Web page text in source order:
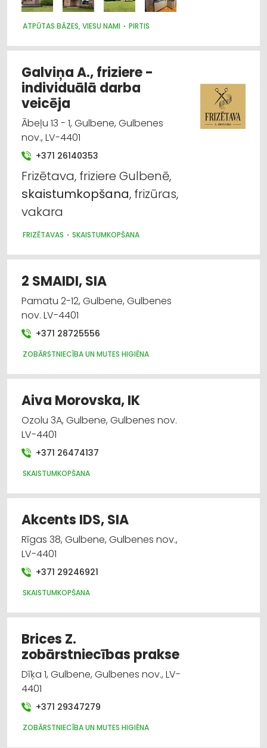
ATPŪTAS BĀZES, VIESU NAMI PIRTIS
Galviņa A., friziere -
individuālā darba
veicēja
Ābeļu 13 - 1, Gulbene, Gulbenes
nov., LV-4401
+371 26140353
Frizētava, friziere Gulbenē,
skaistumkopšana, frizūras,
vakara
FRIZĒTAVAS SKAISTUMKOPŠANA
2 SMAIDI, SIA
Pamatu 2-12, Gulbene, Gulbenes
nov. LV-4401
+371 28725556
ZOBĀRSTNIECĪBA UN MUTES HIGIĒNA
Aiva Morovska, IK
Ozolu 3A, Gulbene, Gulbenes nov.
LV-4401
+371 26474137
SKAISTUMKOPŠANA
Akcents IDS, SIA
Rīgas 38, Gulbene, Gulbenes nov.,
LV-4401
+371 29246921
SKAISTUMKOPŠANA
Brices Z.
zobārstniecības prakse
Dīķa 1, Gulbene, Gulbenes nov., LV-
4401
+371 29347279
ZOBĀRSTNIECĪBA UN MUTES HIGIĒNA